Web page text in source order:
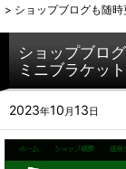
> ショップブログも随
ショップブロ
ミニブラケッ
2023年10 月13日